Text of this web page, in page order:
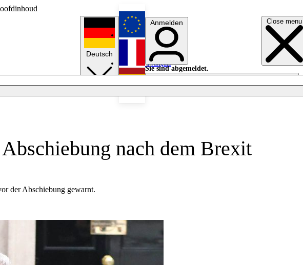
Close menu
Deutsch
English
Français
Anmelden
Sie sind abgemeldet.
Anmelden
Licht aus
nach dem Brexit
der Abschiebung gewarnt.